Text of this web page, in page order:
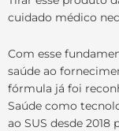
cuidado médico
Com esse
saúde ao
fórmula já foi
Saúde como
ao SUS desde 2018